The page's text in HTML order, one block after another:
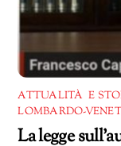
ATTUALITÀ E
LOMBARDO-
La legge